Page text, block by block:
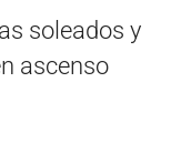
soleados y
ascenso